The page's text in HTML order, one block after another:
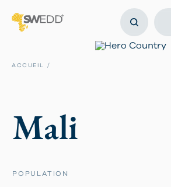
contenu
principal
Main
navigation
ACCUEIL
Mali
POPULATION